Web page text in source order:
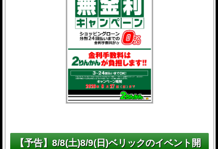
【予告】8/8(土)8/9(日)ベリックのイベント開